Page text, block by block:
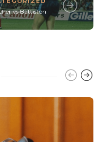
vs Battiston